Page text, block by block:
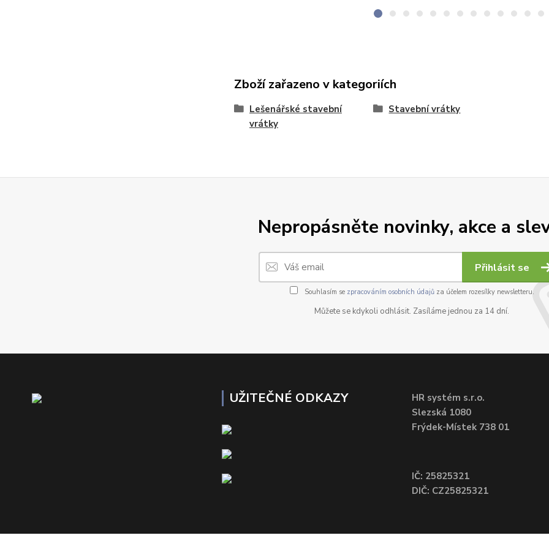
Zboží zařazeno v kategoriích
Lešenářské stavební
vrátky
Stavební vrátky
Nepropásněte novinky, akce a
Přihlásit se
Souhlasím se zpracováním osobních údajůza účelem rozesílky newsletteru.
Můžete se kdykoli odhlásit. Zasíláme jednou za 14 dní.
UŽITEČNÉ ODKAZY
HR systém s.r.o.
Slezská 1080
Frýdek-Místek 738 01
IČ: 25825321
DIČ: CZ25825321